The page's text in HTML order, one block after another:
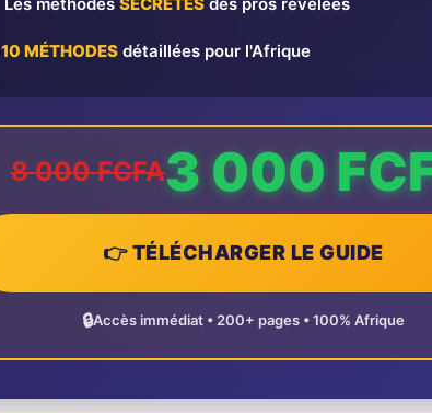
Les méthodes SECRÈTES des pros révélées
10 MÉTHODES détaillées pour l'Afrique
8 000 FCFA3 000
👉 TÉLÉCHARGER LE GUIDE
🔒Accès immédiat • 200+ pages • 100% Afrique